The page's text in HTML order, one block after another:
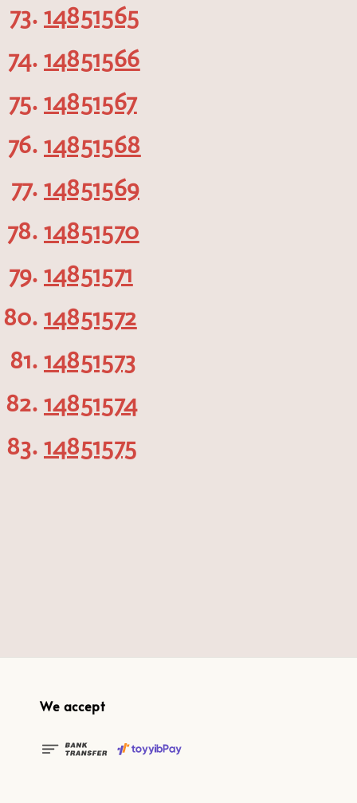
14851565
14851566
14851567
14851568
14851569
14851570
14851571
14851572
14851573
14851574
14851575
We accept